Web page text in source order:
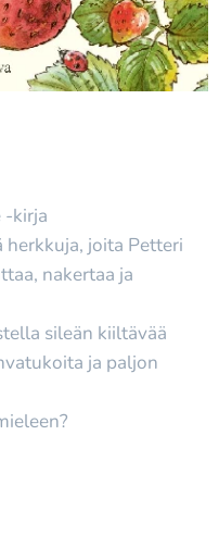
-kirja
joita Petteri
nakertaa ja
sileän kiiltävää
ja paljon